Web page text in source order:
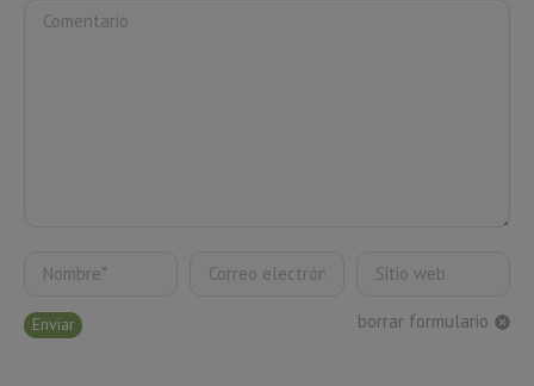
Comentario
Nombre * Correo electrónico * Sitio web
borrar formulario
Enviar